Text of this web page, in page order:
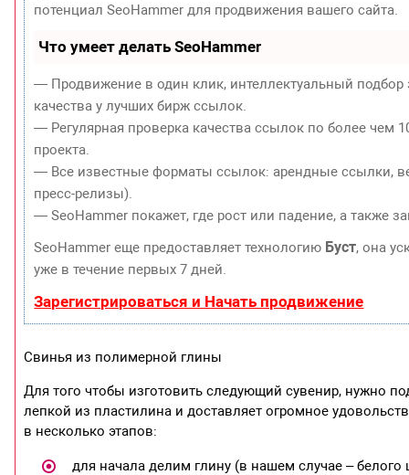
потенциал SeoHammer для продвижения вашего сайта.
Что умеет делать SeoHammer
— Продвижение в один клик, интеллектуальный
качества у лучших бирж ссылок.
— Регулярная проверка качества ссылок по более чем
проекта.
— Все известные форматы ссылок: арендные ссылки,
пресс-релизы).
— SeoHammer покажет, где рост или падение, а также
SeoHammer еще предоставляет технологию Буст, она
уже в течение первых 7 дней.
Зарегистрироваться и Начать продвижение
Свинья из полимерной глины
Для того чтобы изготовить следующий сувенир, нужно
лепкой из пластилина и доставляет огромное
в несколько этапов:
для начала делим глину (в нашем случае –